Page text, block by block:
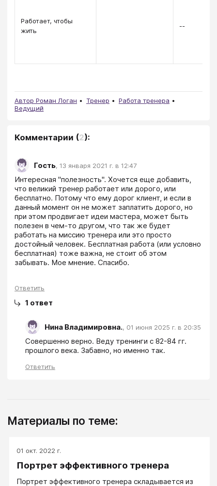
Работает, чтобы
жить
--
Автор Роман Логан Тренер
Работа тренера
Ведущий
Комментарии (2):
Гость, 13 января 2021 г. в 12:47
Интересная "полезность". Хочется еще добавить,
что великий тренер работает или дорого, или
бесплатно. Потому что ему дорог клиент, и если в
данный момент он не может заплатить дорого, но
при этом продвигает идеи мастера, может быть
полезен в чем-то другом, что так же будет
работать на миссию тренера или это просто
достойный человек. Бесплатная работа (или условно
бесплатная) тоже важна, не стоит об этом
забывать. Мое мнение. Спасибо.
Ответить
1 ответ
Нина Владимировна., 01 июня 2025 г. в 20:35
Совершенно верно. Веду тренинги с 82-84 гг.
прошлого века. Забавно, но именно так.
Ответить
Материалы по теме:
01 окт. 2022 г.
Портрет эффективного тренера
Портрет эффективного тренера складывается из